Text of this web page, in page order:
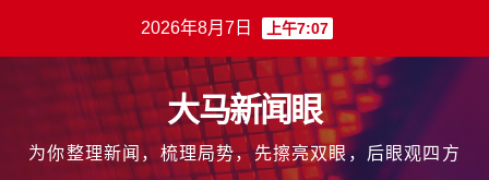
2026年8月7日 上午7:07
大马新闻眼
为你整理新闻，梳理局势，先擦亮双眼，后眼观四方